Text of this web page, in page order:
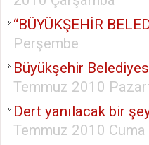
“BÜYÜKŞEHİR
Perşembe
Büyükşehir
Temmuz 2010
Dert yanılacak bir
Temmuz 2010 Cuma